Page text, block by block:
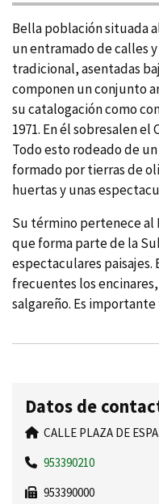
Bella población situada
un entramado de calles
tradicional, asentadas
componen un conjunto
su catalogación como
1971. En él sobresalen
Todo esto rodeado de
formado por tierras de
huertas y unas
Su término pertenece al
que forma parte de la
espectaculares paisajes.
frecuentes los
salgareño. Es
Datos de
CALLE PLAZA DE
953390210
953390000